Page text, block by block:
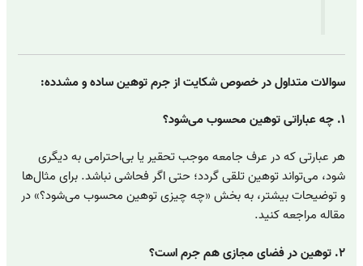
سوالات متداول در خصوص شکایت از جرم توهین ساده و مشدده:
۱. چه عباراتی توهین محسوب می‌شود؟
هر عبارتی که در عرف جامعه موجب تحقیر یا بی‌احترامی به دیگری
شود، می‌تواند توهین تلقی گردد؛ حتی اگر فحاشی نباشد. برای مثال‌ها
و توضیحات بیشتر، به بخش «چه چیزی توهین محسوب می‌شود؟» در
مقاله مراجعه کنید.
۲. توهین در فضای مجازی هم جرم است؟